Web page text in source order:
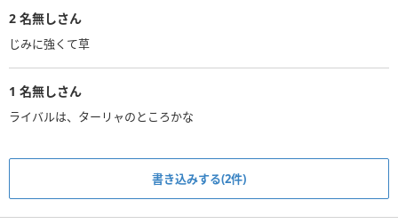
2 名無しさん
じみに強くて草
1 名無しさん
ライバルは、ターリャのところかな
書き込みする(2件)